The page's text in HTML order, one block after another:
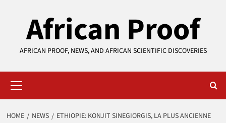
African Proof
AFRICAN PROOF, NEWS, AND AFRICAN SCIENTIFIC DISCOVERIES
Menu
HOME NEWS
ETHIOPIE: KONJIT SINEGIORGIS, LA PLUS ANCIENNE